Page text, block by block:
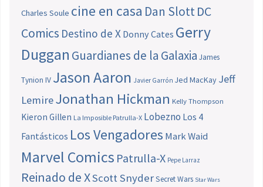
Charles Soule cine en casa Dan SlottDC
Comics Destino de X Donny Cates Gerry
Duggan Guardianes de la Galaxia James
Tynion IV Jason Aaron Javier Garrón Jed MacKay Jeff
LemireJonathan Hickman Kelly Thompson
Kieron Gillen La Imposible Patrulla-X Lobezno Los 4
Fantásticos Los Vengadores Mark Waid
Marvel Comics Patrulla-X Pepe Larraz
Reinado de XScott SnyderSecret Wars Star Wars